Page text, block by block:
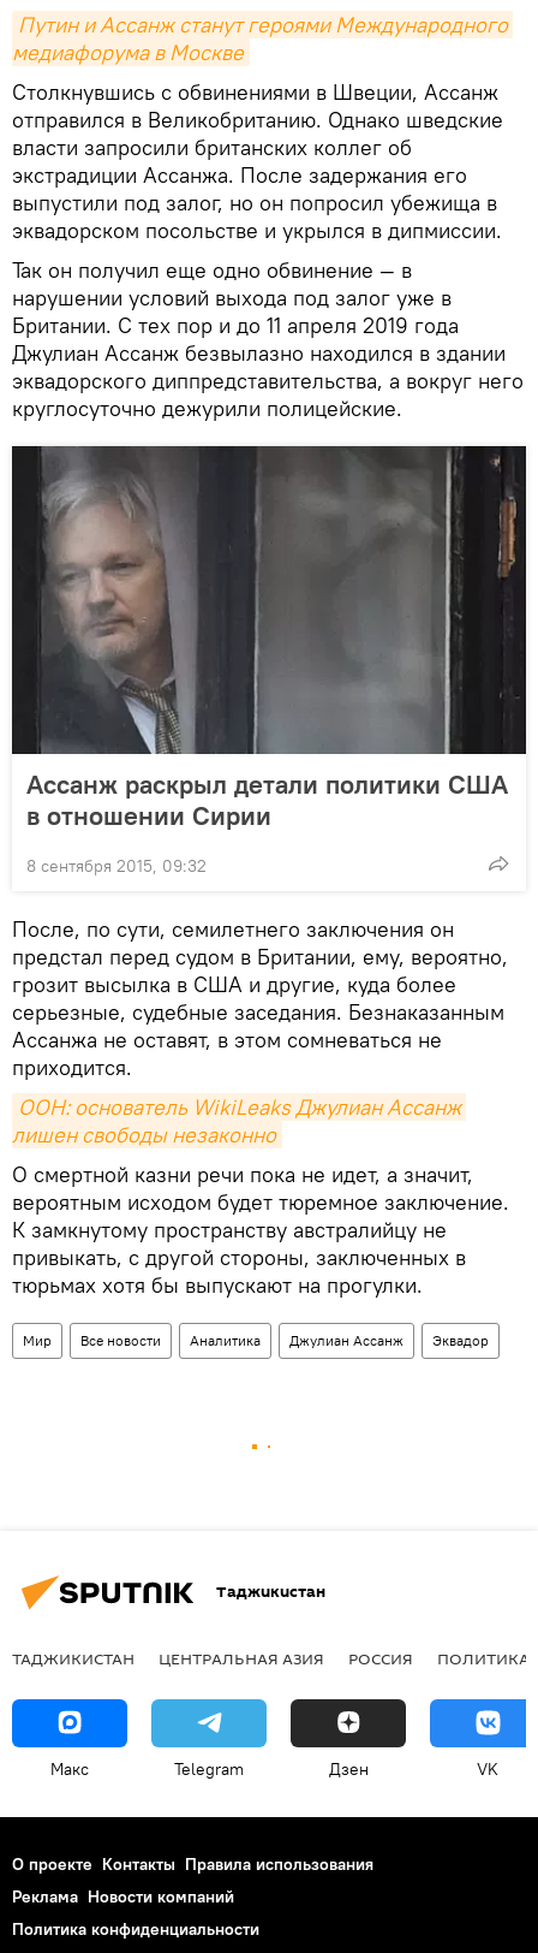
Путин и Ассанж станут героями Международного
медиафорума в Москве
Столкнувшись с обвинениями в Швеции, Ассанж
отправился в Великобританию. Однако шведские
власти запросили британских коллег об
экстрадиции Ассанжа. После задержания его
выпустили под залог, но он попросил убежища в
эквадорском посольстве и укрылся в дипмиссии.
Так он получил еще одно обвинение — в
нарушении условий выхода под залог уже в
Британии. С тех пор и до 11 апреля 2019 года
Джулиан Ассанж безвылазно находился в здании
эквадорского диппредставительства, а вокруг него
круглосуточно дежурили полицейские.
Ассанж раскрыл детали политики США
в отношении Сирии
8 сентября 2015, 09:32
После, по сути, семилетнего заключения он
предстал перед судом в Британии, ему, вероятно,
грозит высылка в США и другие, куда более
серьезные, судебные заседания. Безнаказанным
Ассанжа не оставят, в этом сомневаться не
приходится.
ООН: основатель WikiLeaks Джулиан Ассанж
лишен свободы незаконно
О смертной казни речи пока не идет, а значит,
вероятным исходом будет тюремное заключение.
К замкнутому пространству австралийцу не
привыкать, с другой стороны, заключенных в
тюрьмах хотя бы выпускают на прогулки.
Мир Все новости Аналитика Джулиан Ассанж Эквадор
Таджикистан
ТАДЖИКИСТАН ЦЕНТРАЛЬНАЯ АЗИЯ РОССИЯ ПОЛИТИКА
Макс Telegram Дзен VK
О проекте Контакты Правила использования
Реклама Новости компаний
Политика конфиденциальности